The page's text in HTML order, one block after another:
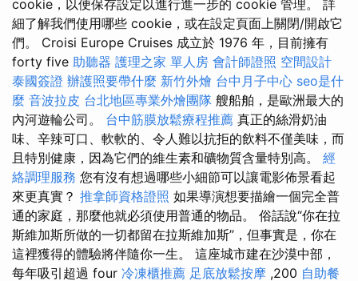
cookie，以便保存設定以進行進一步的 cookie 管理。 詳
細了解我們使用哪些 cookie，或在設定頁面上關閉/開啟它
們。 Croisi Europe Cruises 成立於 1976 年，目前擁有
forty five 助聽器 護理之家 單人房 會計師證照 空間設計
泰國簽證 辦護照要帶什麼 新竹外燴 台中月子中心 seo是什
麼 音波拉皮 台北地區專業外燴團隊 艘船舶，是歐洲最大的
內河遊輪公司。 台中筋膜放鬆療程推薦 真正的絲滑奶油
味、辛辣可口、軟軟的、令人難以抗拒的飲料不僅美味，而
且特別健康，因為它們的維生素和礦物質含量特別高。 經
絡調理服務 您有沒有想過哪些小細節可以讓電影佈景看起
來更真實？ 推拿師資格證照 如果導演想要描繪一個完全普
通的家庭，那麼他就必須使用普通的物品。 俗話說“你在拉
斯維加斯所做的一切都留在拉斯維加斯”，但事實是，你在
這裡獲得的體驗將伴隨你一生。 這座城市建在沙漠中部，
每年吸引超過 four 冷凍櫃推薦 足底放鬆按摩 ,200 自助餐